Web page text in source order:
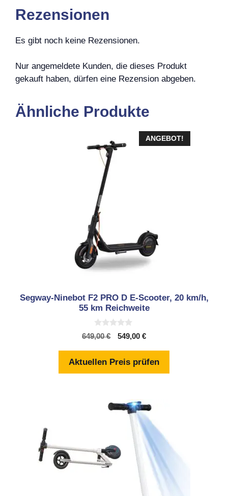
Rezensionen
Es gibt noch keine Rezensionen.
Nur angemeldete Kunden, die dieses Produkt
gekauft haben, dürfen eine Rezension abgeben.
Ähnliche Produkte
ANGEBOT!
Segway-Ninebot F2 PRO D E-Scooter, 20 km/h,
55 km Reichweite
0
v
5
649,00€
Ursprünglicher
war:
649,00 €
549,00 €Aktueller
ist:
549,00 €.
Aktuellen Preis prüfen